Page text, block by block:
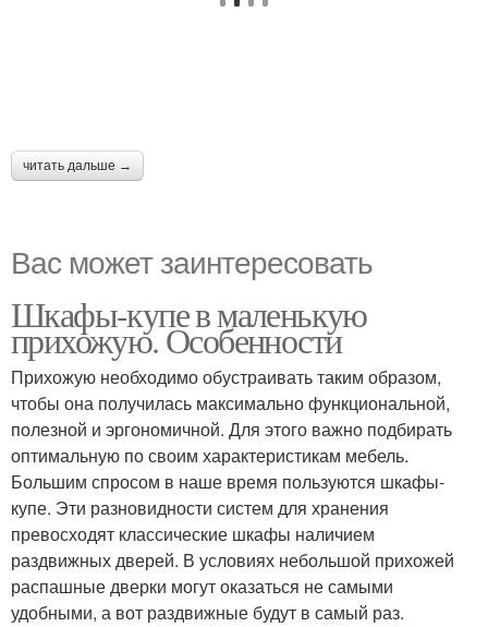
читать дальше →
Вас может заинтересовать
Шкафы-купе в маленькую
прихожую. Особенности
Прихожую необходимо обустраивать таким образом,
чтобы она получилась максимально функциональной,
полезной и эргономичной. Для этого важно подбирать
оптимальную по своим характеристикам мебель.
Большим спросом в наше время пользуются шкафы-
купе. Эти разновидности систем для хранения
превосходят классические шкафы наличием
раздвижных дверей. В условиях небольшой прихожей
распашные дверки могут оказаться не самыми
удобными, а вот раздвижные будут в самый раз.